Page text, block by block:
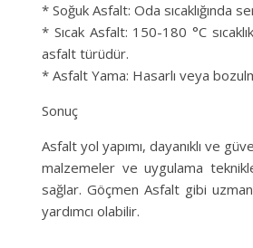
* Soğuk Asfalt: Oda sıcaklığında
* Sıcak Asfalt: 150-180 °C
asfalt türüdür.
* Asfalt Yama: Hasarlı veya
Sonuç
Asfalt yol yapımı, dayanıklı ve
malzemeler ve uygulama
sağlar. Göçmen Asfalt gibi
yardımcı olabilir.